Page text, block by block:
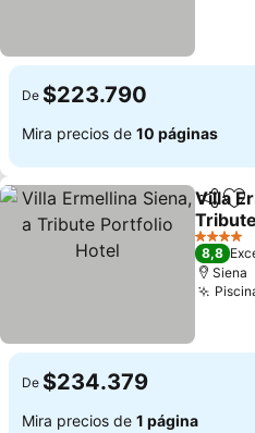
De $223.790
Mira precios de 10 páginas
Villa
Ver
4 Estrellas
8,8
Siena
De $234.379
Mira precios de 1 página